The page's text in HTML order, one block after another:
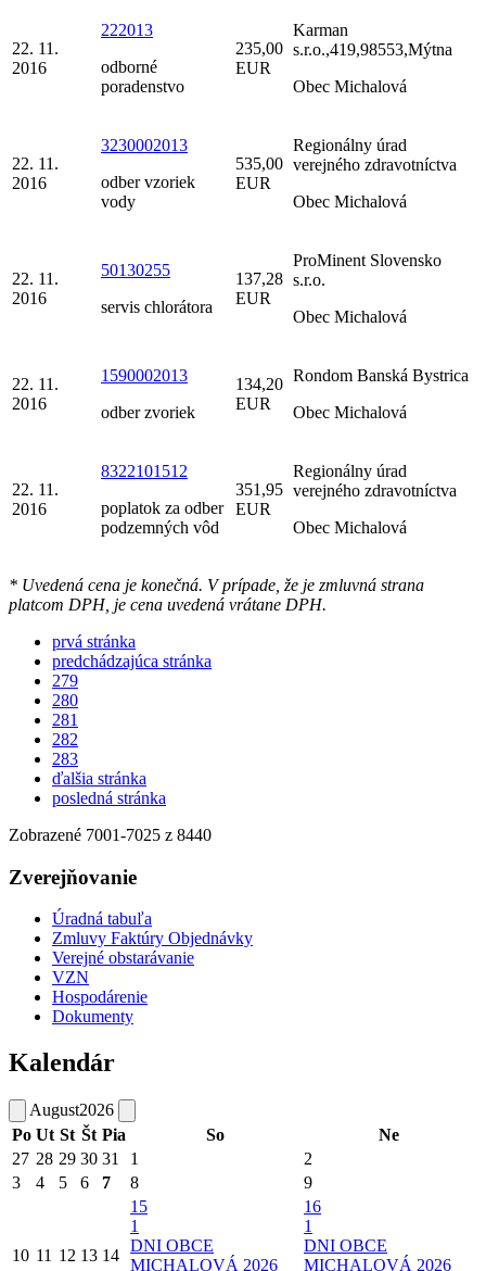
22. 11.
2016
222013
odborné
poradenstvo
235,00
EUR
Karman
s.r.o.,419,98553,Mýtna
Obec Michalová
22. 11.
2016
3230002013
odber vzoriek
vody
535,00
EUR
Regionálny úrad
verejného zdravotníctva
Obec Michalová
22. 11.
2016
50130255
servis chlorátora
137,28
EUR
ProMinent Slovensko
s.r.o.
Obec Michalová
22. 11.
2016
1590002013
odber zvoriek
134,20
EUR
Rondom Banská Bystrica
Obec Michalová
22. 11.
2016
8322101512
poplatok za odber
podzemných vôd
351,95
EUR
Regionálny úrad
verejného zdravotníctva
Obec Michalová
* Uvedená cena je konečná. V prípade, že je zmluvná strana
platcom DPH, je cena uvedená vrátane DPH.
prvá stránka
predchádzajúca stránka
279
280
281
282
283
ďalšia stránka
posledná stránka
Zobrazené 7001-7025 z 8440
Zverejňovanie
Úradná tabuľa
Zmluvy Faktúry Objednávky
Verejné obstarávanie
VZN
Hospodárenie
Dokumenty
Kalendár
August2026
Po Ut St Št Pia So
Ne
27 28 29 30 31 1
2
3
4 5 6 7 8 9
10 11 12 13 14
15
1
DNI OBCE
MICHALOVÁ 2026
16
1
DNI OBCE
MICHALOVÁ 2026